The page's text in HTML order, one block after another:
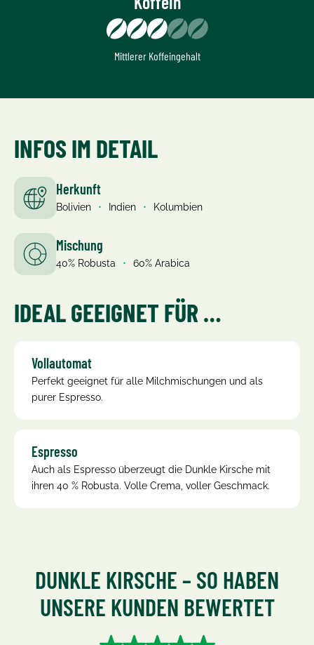
Mittlerer Koffeingehalt
INFOS IM DETAIL
Herkunft
Bolivien • Indien • Kolumbien
Mischung
40% Robusta • 60% Arabica
IDEAL GEEIGNET FÜR …
Vollautomat
Perfekt geeignet für alle Milchmischungen und als
purer Espresso.
Espresso
Auch als Espresso überzeugt die Dunkle Kirsche mit
ihren 40 % Robusta. Volle Crema, voller Geschmack.
DUNKLE KIRSCHE – SO HABEN
UNSERE KUNDEN BEWERTET